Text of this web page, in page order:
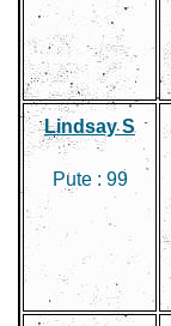
Lindsay S
Pute : 99